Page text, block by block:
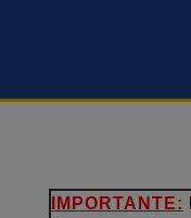
IMPORTANTE: